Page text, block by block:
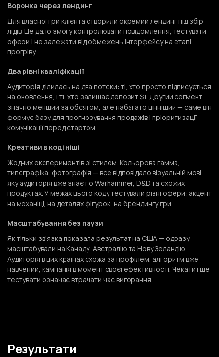
Воронка через лендинг
Для власної гри клієнта створили окремий лендинг під збір
лідів. Це дало змогу контролювати повідомлення, тестувати
офери і не залежати від обмежень інтерфейсу на етапі
прогріву.
Два рівні кваліфікації
Аудиторія ділилась на два потоки: ті, хто просто підписується
на оновлення, і ті, хто залишає депозит $1. Другий сегмент
значно менший за обсягом, але набагато цінніший — саме він
формує базу для прогнозування продажів і пріоритизації
комунікації перед стартом.
Креативи в коді ніші
Жодних експериментів зі стилем. Кольорова гамма,
типографіка, фотографія — все відповідало візуальній мові,
яку аудиторія вже знає по Warhammer, D&D та схожих
продуктах. У межах цього коду тестували різні офери: акцент
на механіці, на деталях фігурок, на брендингу гри.
Масштабування без паузи
Як тільки зв'язка показала результат на США — одразу
масштабували на Канаду, Австралію та Нову Зеландію.
Аудиторія в цих країнах схожа за профілем, алгоритм вже
навчений, кампанія в момент своєї ефективності. Чекати і ще
тестувати означає втрачати час вигорання.
Результати